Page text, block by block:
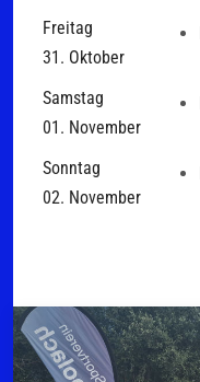
Freitag
31. Oktober
Samstag
01. November
Sonntag
02. November